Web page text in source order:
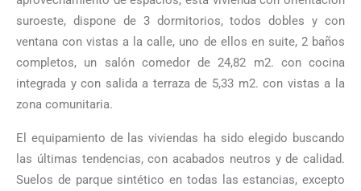
suroeste, dispone de 3 dormitorios, todos dobles y con
ventana con vistas a la calle, uno de ellos en suite, 2 baños
completos, un salón comedor de 24,82 m2. con cocina
integrada y con salida a terraza de 5,33 m2. con vistas a la
zona comunitaria.
El equipamiento de las viviendas ha sido elegido buscando
las últimas tendencias, con acabados neutros y de calidad.
Suelos de parque sintético en todas las estancias, excepto